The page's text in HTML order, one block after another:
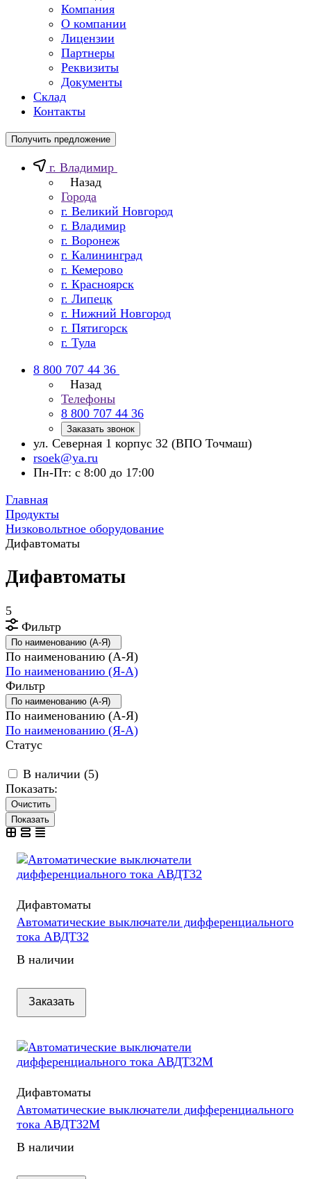
Компания
О компании
Лицензии
Партнеры
Реквизиты
Документы
Склад
Контакты
Получить предложение
г. Владимир
Назад
Города
г. Великий Новгород
г. Владимир
г. Воронеж
г. Калининград
г. Кемерово
г. Красноярск
г. Липецк
г. Нижний Новгород
г. Пятигорск
г. Тула
8 800 707 44 36
Назад
Телефоны
8 800 707 44 36
Заказать звонок
ул. Северная 1 корпус 32 (ВПО Точмаш)
rsoek@ya.ru
Пн-Пт: с 8:00 до 17:00
Главная
Продукты
Низковольтное оборудование
Дифавтоматы
Дифавтоматы
5
Фильтр
По наименованию (А-Я)
По наименованию (А-Я)
По наименованию (Я-А)
Фильтр
По наименованию (А-Я)
По наименованию (А-Я)
По наименованию (Я-А)
Статус
В наличии (5)
Показать:
Очистить
Дифавтоматы
Автоматические выключатели дифференциального
тока АВДТ32
В наличии
Заказать
Дифавтоматы
Автоматические выключатели дифференциального
тока АВДТ32М
В наличии